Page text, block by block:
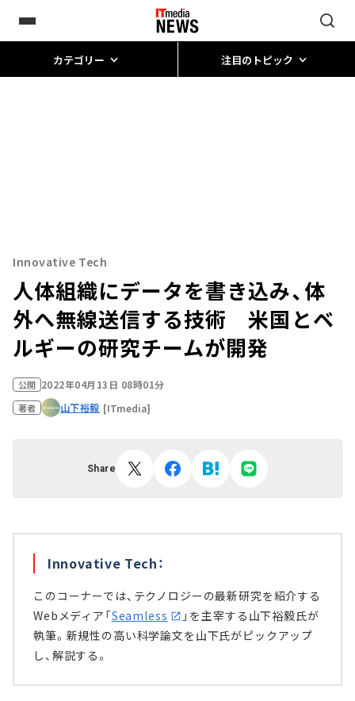
カテゴリー 注目のトピック
Innovative Tech
人体組織にデータを書き込み、体
外へ無線送信する技術 米国とベ
ルギーの研究チームが開発
公開 2022年04月13日 08時01分
著者 山下裕毅 [ITmedia]
Share
Innovative Tech：
このコーナーでは、テクノロジーの最新研究を紹介する
Webメディア「Seamless
」を主宰する山下裕毅氏が
執筆。新規性の高い科学論文を山下氏がピックアップ
し、解説する。